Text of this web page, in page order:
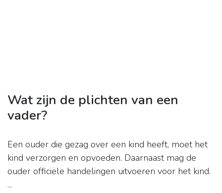
Wat zijn de plichten van een
vader?
Een ouder die gezag over een kind heeft, moet het
kind verzorgen en opvoeden. Daarnaast mag de
ouder officiële handelingen uitvoeren voor het kind.
...